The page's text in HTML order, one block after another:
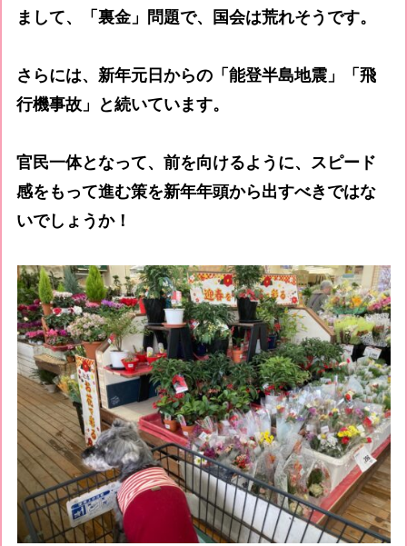
まして、「裏金」問題で、国会は荒れそうです。
さらには、新年元日からの「能登半島地震」「飛
行機事故」と続いています。
官民一体となって、前を向けるように、スピード
感をもって進む策を新年年頭から出すべきではな
いでしょうか！